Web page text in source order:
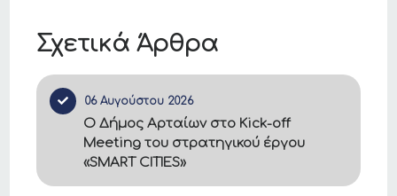
Σχετικά Άρθρα
06 Αυγούστου 2026
Ο Δήμος Αρταίων στο Kick-off
Meeting του στρατηγικού έργου
«SMART CITIES»